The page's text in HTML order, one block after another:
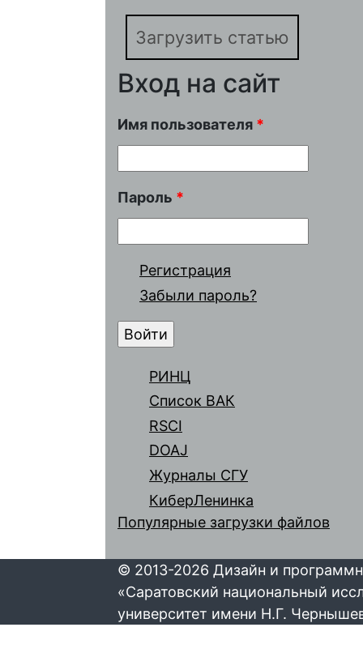
Загрузить статью
Вход на сайт
Имя пользователя *
Пароль *
Регистрация
Забыли пароль?
РИНЦ
Список ВАК
RSCI
DOAJ
Журналы СГУ
КиберЛенинка
Популярные загрузки файлов
© 2013-2026 Дизайн и
«Саратовский национальный
университет имени Н.Г.